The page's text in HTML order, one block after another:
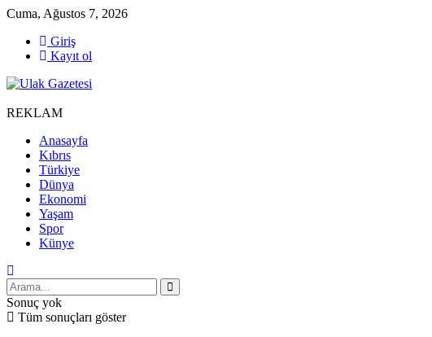
Cuma, Ağustos 7, 2026
Giriş
Kayıt ol
REKLAM
Anasayfa
Kıbrıs
Türkiye
Dünya
Ekonomi
Yaşam
Spor
Künye
Sonuç yok
Tüm sonuçları göster